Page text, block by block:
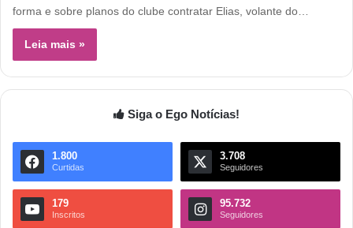
forma e sobre planos do clube contratar Elias, volante do…
Leia mais »
Siga o Ego Notícias!
1.800
Curtidas
3.708
Seguidores
179
Inscritos
95.732
Seguidores